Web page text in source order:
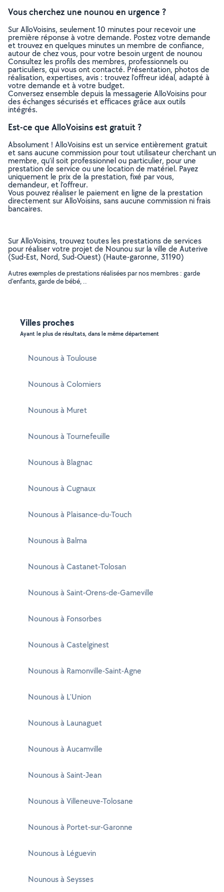
Vous cherchez une nounou en urgence ?
Sur AlloVoisins, seulement 10 minutes pour recevoir une
première réponse à votre demande. Postez votre demande
et trouvez en quelques minutes un membre de confiance,
autour de chez vous, pour votre besoin urgent de nounou
Consultez les profils des membres, professionnels ou
particuliers, qui vous ont contacté. Présentation, photos de
réalisation, expertises, avis : trouvez l'offreur idéal, adapté à
votre demande et à votre budget.
Conversez ensemble depuis la messagerie AlloVoisins pour
des échanges sécurisés et efficaces grâce aux outils
intégrés.
Est-ce que AlloVoisins est gratuit ?
Absolument ! AlloVoisins est un service entièrement gratuit
et sans aucune commission pour tout utilisateur cherchant un
membre, qu’il soit professionnel ou particulier, pour une
prestation de service ou une location de matériel. Payez
uniquement le prix de la prestation, fixé par vous,
demandeur, et l’offreur.
Vous pouvez réaliser le paiement en ligne de la prestation
directement sur AlloVoisins, sans aucune commission ni frais
bancaires.
Sur AlloVoisins, trouvez toutes les prestations de services
pour réaliser votre projet de Nounou sur la ville de Auterive
(Sud-Est, Nord, Sud-Ouest) (Haute-garonne, 31190)
Autres exemples de prestations réalisées par nos membres : garde
d'enfants, garde de bébé, ..
Villes proches
Ayant le plus de résultats, dans le même département
Nounous à Toulouse
Nounous à Colomiers
Nounous à Muret
Nounous à Tournefeuille
Nounous à Blagnac
Nounous à Cugnaux
Nounous à Plaisance-du-Touch
Nounous à Balma
Nounous à Castanet-Tolosan
Nounous à Saint-Orens-de-Gameville
Nounous à Fonsorbes
Nounous à Castelginest
Nounous à Ramonville-Saint-Agne
Nounous à L'Union
Nounous à Launaguet
Nounous à Aucamville
Nounous à Saint-Jean
Nounous à Villeneuve-Tolosane
Nounous à Portet-sur-Garonne
Nounous à Léguevin
Nounous à Seysses